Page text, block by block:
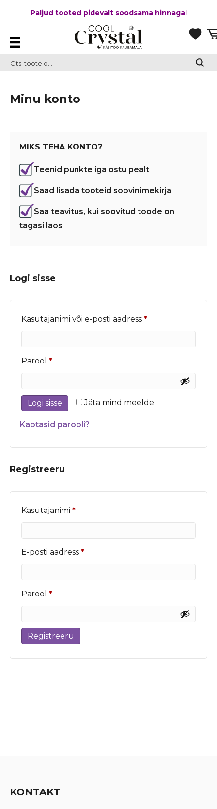
Paljud tooted pidevalt soodsama hinnaga!
Minu konto
MIKS TEHA KONTO?
Teenid punkte iga ostu pealt
Saad lisada tooteid soovinimekirja
Saa teavitus, kui soovitud toode on
tagasi laos
Logi sisse
Kasutajanimi või e-posti aadress *Nõutud
Parool *Nõutud
Jäta mind meelde
Logi sisse
Kaotasid parooli?
Registreeru
Kasutajanimi *Nõutud
E-posti aadress *Nõutud
Parool *Nõutud
Registreeru
KONTAKT